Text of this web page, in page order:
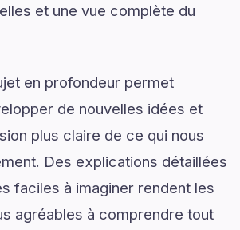
et une vue complète du
en profondeur permet
de nouvelles idées et
plus claire de ce qui nous
Des explications détaillées
faciles à imaginer rendent les
agréables à comprendre tout